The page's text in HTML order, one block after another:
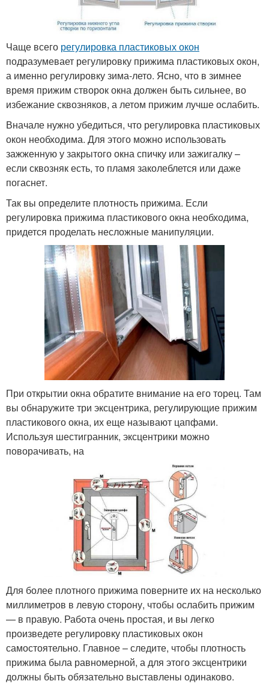
Чаще всего регулировка пластиковых окон
подразумевает регулировку прижима пластиковых окон,
а именно регулировку зима-лето. Ясно, что в зимнее
время прижим створок окна должен быть сильнее, во
избежание сквозняков, а летом прижим лучше ослабить.
Вначале нужно убедиться, что регулировка пластиковых
окон необходима. Для этого можно использовать
зажженную у закрытого окна спичку или зажигалку –
если сквозняк есть, то пламя заколеблется или даже
погаснет.
Так вы определите плотность прижима. Если
регулировка прижима пластикового окна необходима,
придется проделать несложные манипуляции.
При открытии окна обратите внимание на его торец. Там
вы обнаружите три эксцентрика, регулирующие прижим
пластикового окна, их еще называют цапфами.
Используя шестигранник, эксцентрики можно
поворачивать, на
Для более плотного прижима поверните их на несколько
миллиметров в левую сторону, чтобы ослабить прижим
— в правую. Работа очень простая, и вы легко
произведете регулировку пластиковых окон
самостоятельно. Главное – следите, чтобы плотность
прижима была равномерной, а для этого эксцентрики
должны быть обязательно выставлены одинаково.